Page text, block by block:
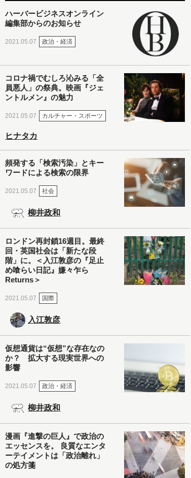
ハーバービジネスオンライン
編集部からのお知らせ
2021.05.07 政治・経済
コロナ禍でむしろ沁みる「全
員悪人」の祭典。映画『ジェ
ントルメン』の魅力
2021.05.07 カルチャー・スポーツ
ヒナタカ
頻発する「検索汚染」とキー
ワードによる検索の限界
2021.05.07 社会
柳井政和
ロンドン再封鎖16週目。最終
回・英国社会は「新たな段
階」に。＜入江敦彦の『足止
め喰らい日記』嫌々乍ら
Returns＞
2021.05.07 国際
入江敦彦
仮想通貨は“仮想”な存在なの
か？ 拡大する現実世界への
影響
2021.05.07 政治・経済
柳井政和
漫画『進撃の巨人』で政治の
エッセンスを。 良質なエンタ
ーテイメントは「政治離れ」
の処方箋